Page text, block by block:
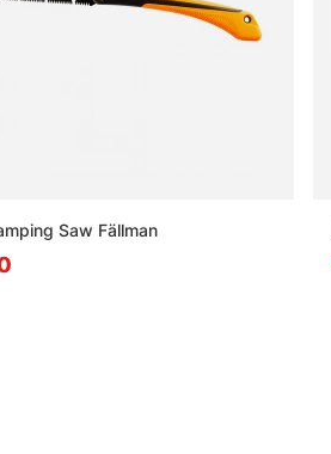
Saw Fällman